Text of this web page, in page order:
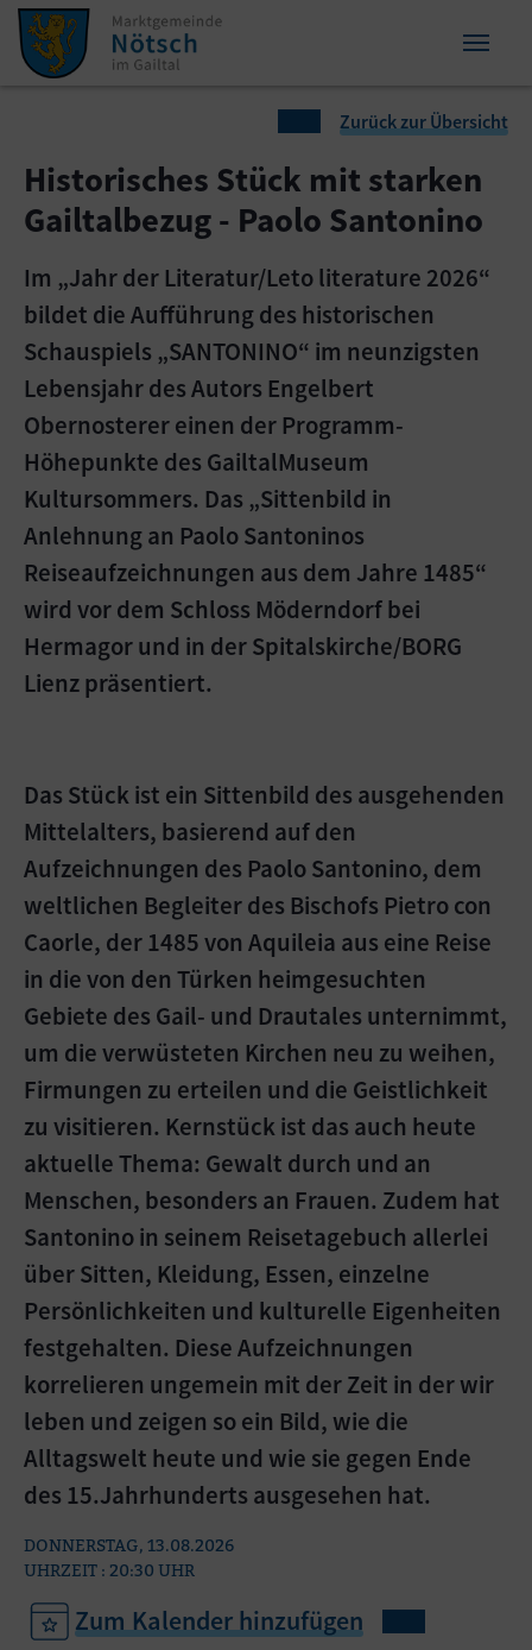
Zum Inhalt springen
Zum Seitenende springen
Zurück zur Übersicht
Historisches Stück mit starken
Gailtalbezug - Paolo Santonino
Im „Jahr der Literatur/Leto literature 2026“
bildet die Aufführung des historischen
Schauspiels „SANTONINO“ im neunzigsten
Lebensjahr des Autors Engelbert
Obernosterer einen der Programm-
Höhepunkte des GailtalMuseum
Kultursommers. Das „Sittenbild in
Anlehnung an Paolo Santoninos
Reiseaufzeichnungen aus dem Jahre 1485“
wird vor dem Schloss Möderndorf bei
Hermagor und in der Spitalskirche/BORG
Lienz präsentiert.
Das Stück ist ein Sittenbild des ausgehenden
Mittelalters, basierend auf den
Aufzeichnungen des Paolo Santonino, dem
weltlichen Begleiter des Bischofs Pietro con
Caorle, der 1485 von Aquileia aus eine Reise
in die von den Türken heimgesuchten
Gebiete des Gail- und Drautales unternimmt,
um die verwüsteten Kirchen neu zu weihen,
Firmungen zu erteilen und die Geistlichkeit
zu visitieren. Kernstück ist das auch heute
aktuelle Thema: Gewalt durch und an
Menschen, besonders an Frauen. Zudem hat
Santonino in seinem Reisetagebuch allerlei
über Sitten, Kleidung, Essen, einzelne
Persönlichkeiten und kulturelle Eigenheiten
festgehalten. Diese Aufzeichnungen
korrelieren ungemein mit der Zeit in der wir
leben und zeigen so ein Bild, wie die
Alltagswelt heute und wie sie gegen Ende
des 15.Jahrhunderts ausgesehen hat.
DONNERSTAG, 13.08.2026
UHRZEIT : 20:30 UHR
Zum Kalender hinzufügen